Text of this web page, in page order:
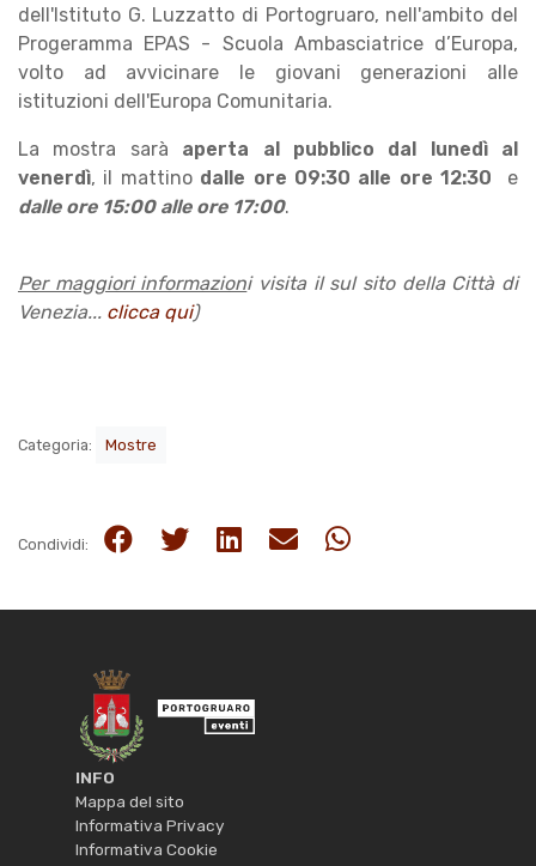
dell'Istituto G. Luzzatto di Portogruaro, nell'ambito del
Progeramma EPAS - Scuola Ambasciatrice d’Europa,
volto ad avvicinare le giovani generazioni alle
istituzioni dell'Europa Comunitaria.
La mostra sarà aperta al pubblico dal lunedì al
venerdì, il mattino dalle ore 09:30 alle ore 12:30 e
dalle ore 15:00 alle ore 17:00.
Per maggiori informazioni visita il sul sito della Città di
Venezia... clicca qui)
Categoria: Mostre
Condividi:
INFO
Mappa del sito
Informativa Privacy
Informativa Cookie